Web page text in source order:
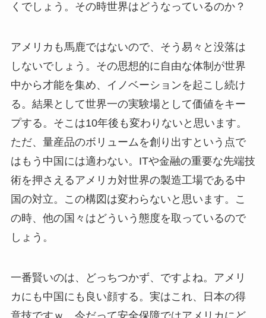
くでしょう。その時世界はどうなっているのか？
アメリカも馬鹿ではないので、そう易々と没落は
しないでしょう。その思想的に自由な体制が世界
中から才能を集め、イノベーションを起こし続け
る。結果として世界一の実験場として価値をキー
プする。そこは10年後も変わりないと思います。
ただ、量産品のボリュームを創り出すという点で
はもう中国には適わない。ITや金融の重要な先端技
術を押さえるアメリカ対世界の製造工場である中
国の対立。この構図は変わらないと思います。こ
の時、他の国々はどういう態度を取っているので
しょう。
一番賢いのは、どっちつかず、ですよね。アメリ
カにも中国にも良い顔する。実はこれ、日本の得
意技ですｗ 今だって安全保障ではアメリカにど